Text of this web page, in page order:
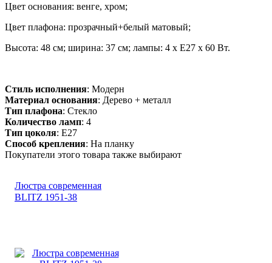
Цвет основания: венге, хром;
Цвет плафона: прозрачный+белый матовый;
Высота: 48 см; ширина: 37 см; лампы: 4 х Е27 х 60 Вт.
Стиль исполнения: Модерн
Материал основания: Дерево + металл
Тип плафона: Стекло
Количество ламп: 4
Тип цоколя: E27
Способ крепления: На планку
Покупатели этого товара также выбирают
Люстра современная
BLITZ 1951-38